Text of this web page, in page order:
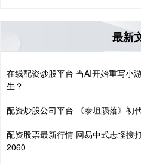
最新
在线配资炒股平台 当AI开始重写小
生？
配资炒股公司平台 《泰坦陨落》初
配资股票最新行情 网易中式志怪搜
2060